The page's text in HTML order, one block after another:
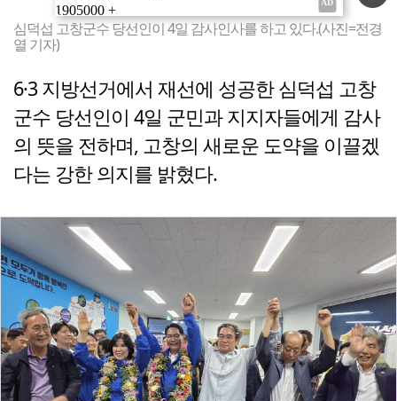
심덕섭 고창군수 당선인이 4일 감사인사를 하고 있다.(사진=전경
열 기자)
6·3 지방선거에서 재선에 성공한 심덕섭 고창
군수 당선인이 4일 군민과 지지자들에게 감사
의 뜻을 전하며, 고창의 새로운 도약을 이끌겠
다는 강한 의지를 밝혔다.